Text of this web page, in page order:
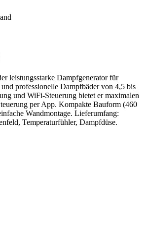
leistungsstarke Dampfgenerator für
professionelle Dampfbäder von 4,5 bis
und WiFi-Steuerung bietet er maximalen
per App. Kompakte Bauform (460
Wandmontage. Lieferumfang:
Temperaturfühler, Dampfdüse.